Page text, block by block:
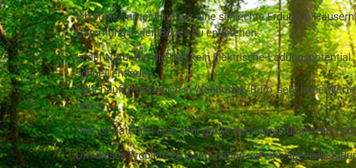
Ich stelle immer häufiger eine schlechte Erdung in
Dämmung in den Böden zu endstehen.
In der Natur hat die Luft kein Elektrische-Ladungspotential.
schnell entladen.
Sehr häufig messe ich in Wohnunge, Büro sehr hohe
höher.
Dies ist natürlich eine sehr große Belastung für unseren
Um dieses Problem zu lösen, haben wir eine spezielle